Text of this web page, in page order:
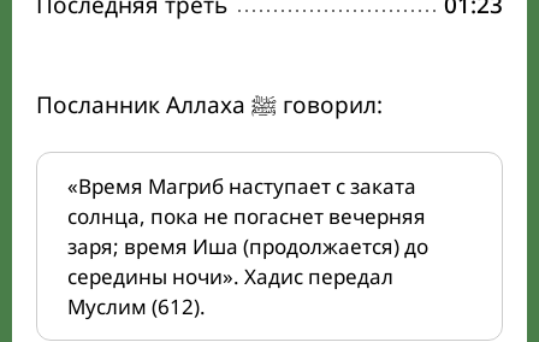
Посланник Аллаха ﷺ говорил:
«Время Магриб наступает с заката
солнца, пока не погаснет вечерняя
заря; время Иша (продолжается) до
середины ночи». Хадис передал
Муслим (612).